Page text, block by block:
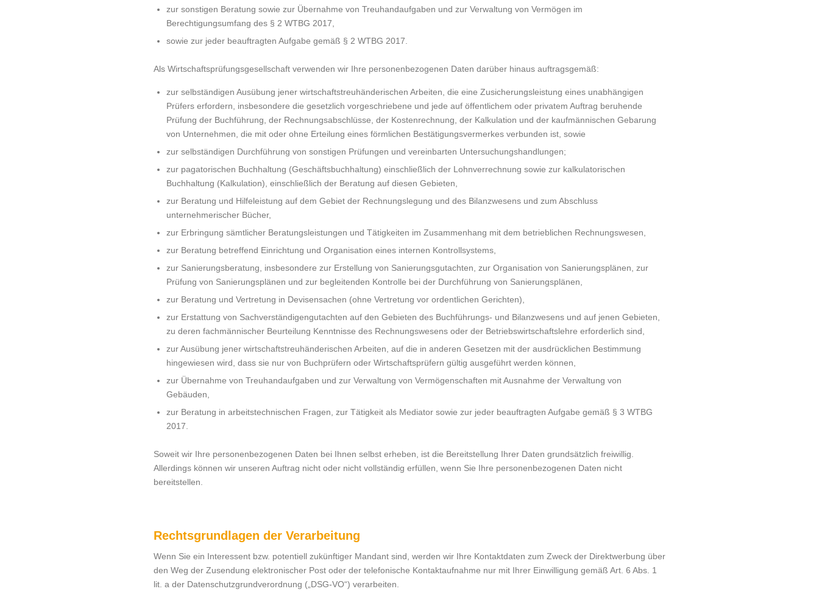
zur sonstigen Beratung sowie zur Übernahme von Treuhandaufgaben und zur Verwaltung von Vermögen im
Berechtigungsumfang des § 2 WTBG 2017,
sowie zur jeder beauftragten Aufgabe gemäß § 2 WTBG 2017.
Als Wirtschaftsprüfungsgesellschaft verwenden wir Ihre personenbezogenen Daten darüber hinaus auftragsgemäß:
zur selbständigen Ausübung jener wirtschaftstreuhänderischen Arbeiten, die eine Zusicherungsleistung eines unabhängigen
Prüfers erfordern, insbesondere die gesetzlich vorgeschriebene und jede auf öffentlichem oder privatem Auftrag beruhende
Prüfung der Buchführung, der Rechnungsabschlüsse, der Kostenrechnung, der Kalkulation und der kaufmännischen Gebarung
von Unternehmen, die mit oder ohne Erteilung eines förmlichen Bestätigungsvermerkes verbunden ist, sowie
zur selbständigen Durchführung von sonstigen Prüfungen und vereinbarten Untersuchungshandlungen;
zur pagatorischen Buchhaltung (Geschäftsbuchhaltung) einschließlich der Lohnverrechnung sowie zur kalkulatorischen
Buchhaltung (Kalkulation), einschließlich der Beratung auf diesen Gebieten,
zur Beratung und Hilfeleistung auf dem Gebiet der Rechnungslegung und des Bilanzwesens und zum Abschluss
unternehmerischer Bücher,
zur Erbringung sämtlicher Beratungsleistungen und Tätigkeiten im Zusammenhang mit dem betrieblichen Rechnungswesen,
zur Beratung betreffend Einrichtung und Organisation eines internen Kontrollsystems,
zur Sanierungsberatung, insbesondere zur Erstellung von Sanierungsgutachten, zur Organisation von Sanierungsplänen, zur
Prüfung von Sanierungsplänen und zur begleitenden Kontrolle bei der Durchführung von Sanierungsplänen,
zur Beratung und Vertretung in Devisensachen (ohne Vertretung vor ordentlichen Gerichten),
zur Erstattung von Sachverständigengutachten auf den Gebieten des Buchführungs- und Bilanzwesens und auf jenen Gebieten,
zu deren fachmännischer Beurteilung Kenntnisse des Rechnungswesens oder der Betriebswirtschaftslehre erforderlich sind,
zur Ausübung jener wirtschaftstreuhänderischen Arbeiten, auf die in anderen Gesetzen mit der ausdrücklichen Bestimmung
hingewiesen wird, dass sie nur von Buchprüfern oder Wirtschaftsprüfern gültig ausgeführt werden können,
zur Übernahme von Treuhandaufgaben und zur Verwaltung von Vermögenschaften mit Ausnahme der Verwaltung von
Gebäuden,
zur Beratung in arbeitstechnischen Fragen, zur Tätigkeit als Mediator sowie zur jeder beauftragten Aufgabe gemäß § 3 WTBG
2017.
Soweit wir Ihre personenbezogenen Daten bei Ihnen selbst erheben, ist die Bereitstellung Ihrer Daten grundsätzlich freiwillig.
Allerdings können wir unseren Auftrag nicht oder nicht vollständig erfüllen, wenn Sie Ihre personenbezogenen Daten nicht
bereitstellen.
Rechtsgrundlagen der Verarbeitung
Wenn Sie ein Interessent bzw. potentiell zukünftiger Mandant sind, werden wir Ihre Kontaktdaten zum Zweck der Direktwerbung über
den Weg der Zusendung elektronischer Post oder der telefonische Kontaktaufnahme nur mit Ihrer Einwilligung gemäß Art. 6 Abs. 1
lit. a der Datenschutzgrundverordnung („DSG-VO“) verarbeiten.